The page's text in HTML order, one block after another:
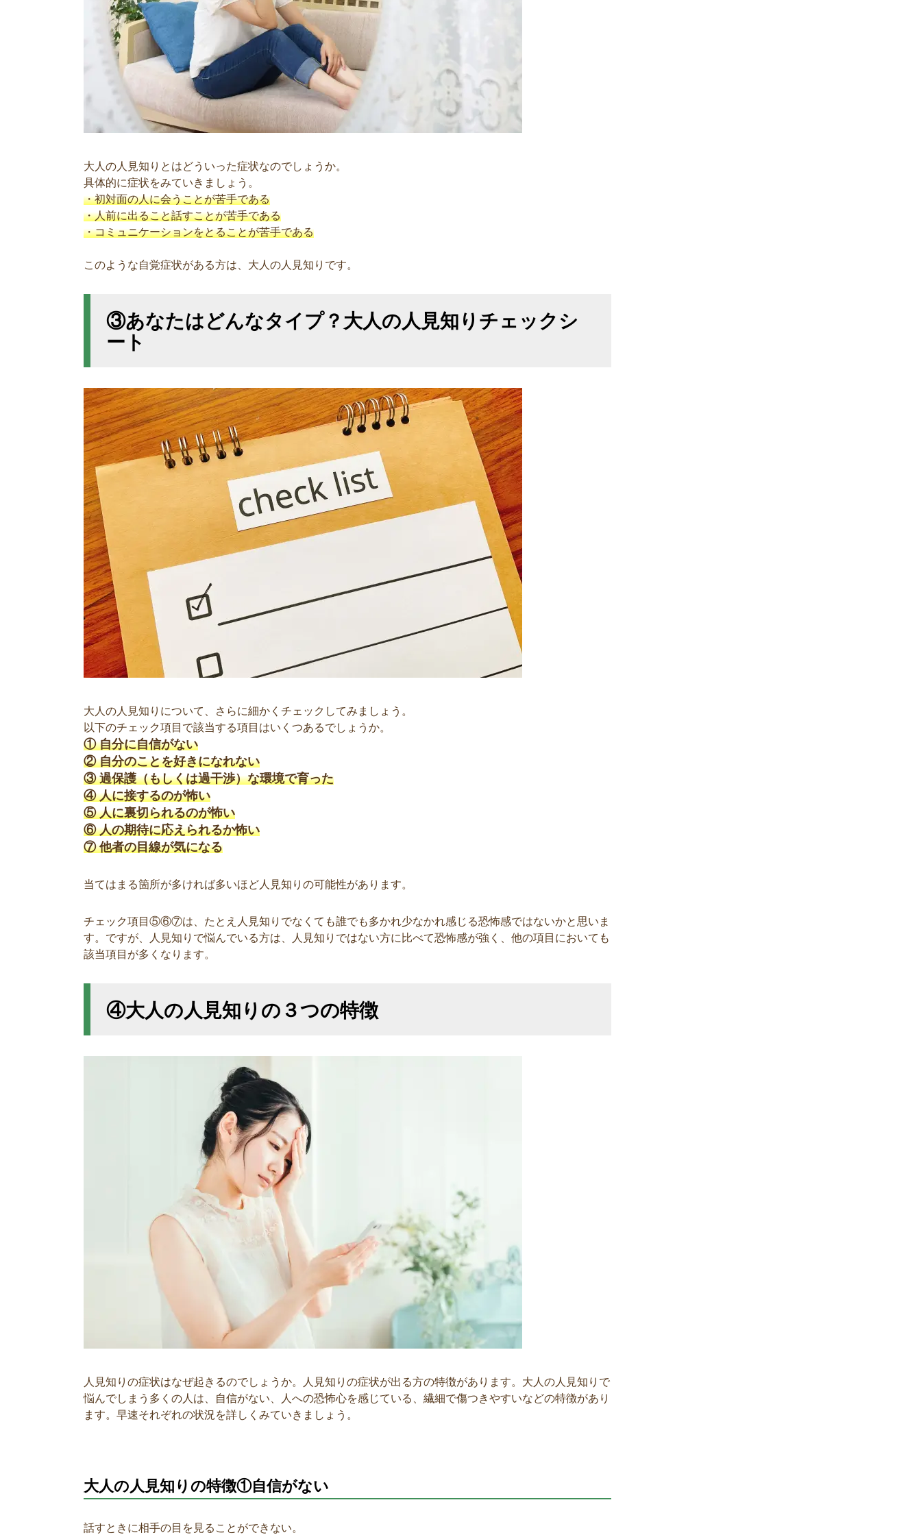
大人の人見知りとはどういった症状なのでしょうか。
具体的に症状をみていきましょう。
・初対面の人に会うことが苦手である
・人前に出ること話すことが苦手である
・コミュニケーションをとることが苦手である
このような自覚症状がある方は、大人の人見知りです。
③あなたはどんなタイプ？大人の人見知りチェックシ
ート
大人の人見知りについて、さらに細かくチェックしてみましょう。
以下のチェック項目で該当する項目はいくつあるでしょうか。
① 自分に自信がない
② 自分のことを好きになれない
③ 過保護（もしくは過干渉）な環境で育った
④ 人に接するのが怖い
⑤ 人に裏切られるのが怖い
⑥ 人の期待に応えられるか怖い
⑦ 他者の目線が気になる
当てはまる箇所が多ければ多いほど人見知りの可能性があります。
チェック項目⑤⑥⑦は、たとえ人見知りでなくても誰でも多かれ少なかれ感じる恐怖感ではないかと思いま
す。ですが、人見知りで悩んでいる方は、人見知りではない方に比べて恐怖感が強く、他の項目においても
該当項目が多くなります。
④大人の人見知りの３つの特徴
人見知りの症状はなぜ起きるのでしょうか。人見知りの症状が出る方の特徴があります。大人の人見知りで
悩んでしまう多くの人は、自信がない、人への恐怖心を感じている、繊細で傷つきやすいなどの特徴があり
ます。早速それぞれの状況を詳しくみていきましょう。
大人の人見知りの特徴①自信がない
話すときに相手の目を見ることができない。